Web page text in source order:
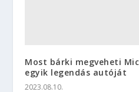
Most bárki megveheti
egyik legendás autóját
2023.08.10.